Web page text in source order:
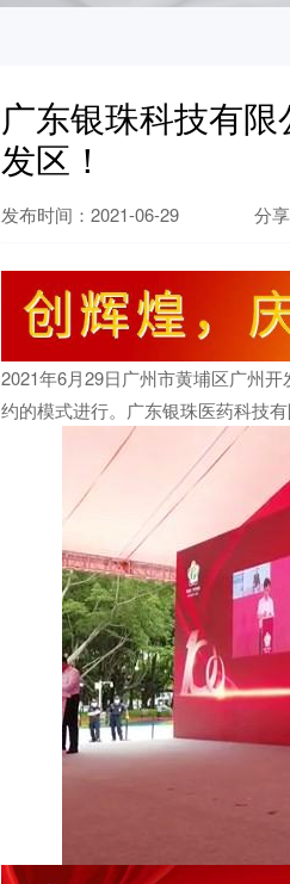
广东银珠科技有
发区！
发布时间：2021-06-29 分享
2021年6月29日广州市黄埔区广州
约的模式进行。广东银珠医药科技